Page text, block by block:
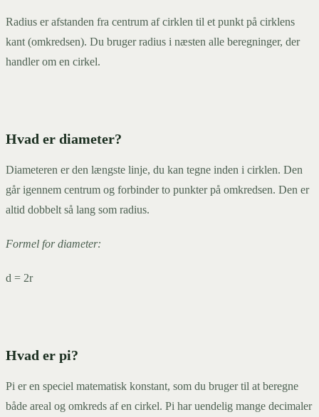
Radius er afstanden fra centrum af cirklen til et punkt på cirklens
kant (omkredsen). Du bruger radius i næsten alle beregninger, der
handler om en cirkel.
Hvad er diameter?
Diameteren er den længste linje, du kan tegne inden i cirklen. Den
går igennem centrum og forbinder to punkter på omkredsen. Den er
altid dobbelt så lang som radius.
Formel for diameter:
d = 2r
Hvad er pi?
Pi er en speciel matematisk konstant, som du bruger til at beregne
både areal og omkreds af en cirkel. Pi har uendelig mange decimaler